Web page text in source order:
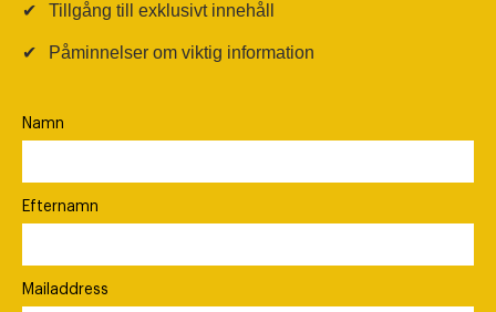
✔ Tillgång till exklusivt innehåll
✔ Påminnelser om viktig information
Namn
Efternamn
Mailaddress